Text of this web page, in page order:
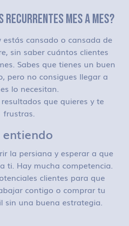
RECURRENTES MES A MES?
estás cansado o cansada de
sin saber cuántos clientes
Sabes que tienes un buen
pero no consigues llegar a
lo necesitan.
que quieres y te
frustras.
entiendo
la persiana y esperar a que
ti. Hay mucha competencia.
clientes para que
contigo o comprar tu
sin una buena estrategia.